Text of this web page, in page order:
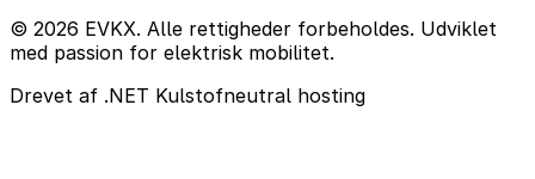
© 2026 EVKX. Alle rettigheder forbeholdes. Udviklet
med passion for elektrisk mobilitet.
Drevet af .NET Kulstofneutral hosting